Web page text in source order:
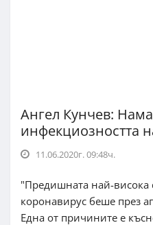
Ангел Кунчев:
инфекциозността
11.06.2020г. 09:48ч.
"Предишната най-висока
коронавирус беше през
Една от причините е